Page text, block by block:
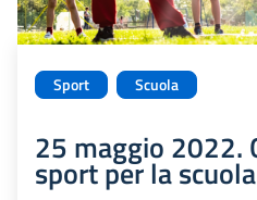
Sport Scuola
25 maggio 2022.
sport per la